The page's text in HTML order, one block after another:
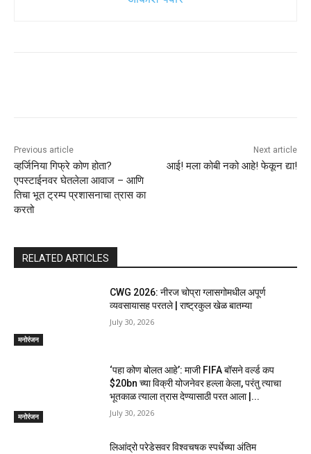
Previous article
व्हर्जिनिया गिफ्रे कोण होता?
एपस्टाईनवर घेतलेला आवाज – आणि
तिचा भूत ट्रम्प प्रशासनाचा त्रास का
करतो
Next article
आई! मला कोबी नको आहे! फेकून द्या!
RELATED ARTICLES
मनोरंजन
CWG 2026: नीरज चोप्रा ग्लासगोमधील अपूर्ण
व्यवसायासह परतले | राष्ट्रकुल खेळ बातम्या
July 30, 2026
मनोरंजन
‘पहा कोण बोलत आहे’: माजी FIFA बॉसने वर्ल्ड कप
$20bn च्या विक्री योजनेवर हल्ला केला, परंतु त्याचा
भूतकाळ त्याला त्रास देण्यासाठी परत आला |...
July 30, 2026
लिआंद्रो परेडेसवर विश्वचषक स्पर्धेच्या अंतिम